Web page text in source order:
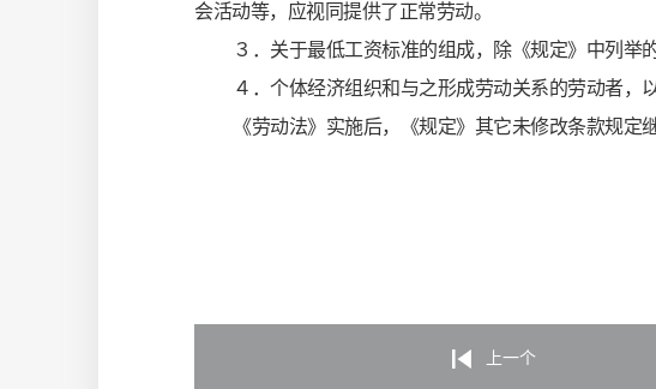
会活动等，应视同提供了正常劳动。
３．关于最低工资标准的组成，除《规定》中列举
４．个体经济组织和与之形成劳动关系的劳动者，
《劳动法》实施后，《规定》其它未修改条款规定
上一个